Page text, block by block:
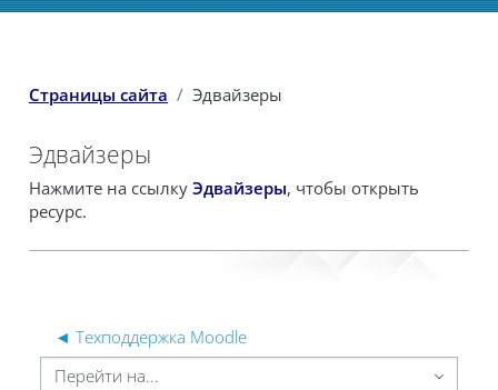
Страницы сайта Эдвайзеры
Эдвайзеры
Нажмите на ссылку Эдвайзеры, чтобы открыть
ресурс.
◄ Техподдержка Moodle
на...